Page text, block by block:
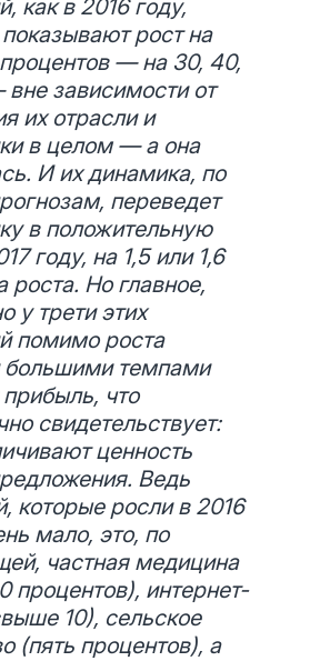
как в 2016 году,
рост на
— на 30, 40,
зависимости от
их отрасли и
в целом — а она
И их динамика, по
переведет
в положительную
году, на 1,5 или 1,6
роста. Но главное,
у трети этих
помимо роста
большими темпами
прибыль, что
свидетельствует:
ценность
Ведь
которые росли в 2016
мало, это, по
частная медицина
процентов), интернет-
10), сельское
(пять процентов), а